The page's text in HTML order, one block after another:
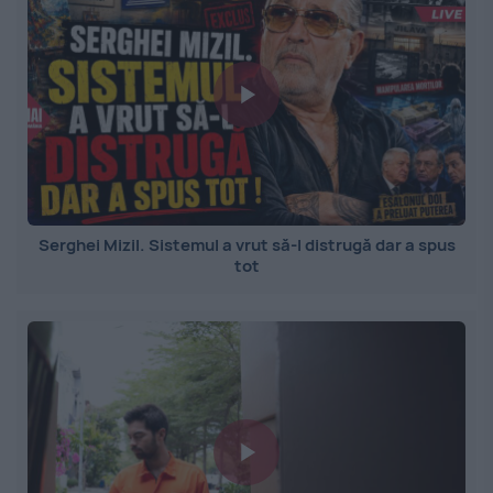
Serghei Mizil. Sistemul a vrut să-l distrugă dar a spus
tot